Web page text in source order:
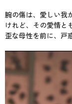
腕の傷は、愛しい我
けれど、その愛情と
歪な母性を前に、戸